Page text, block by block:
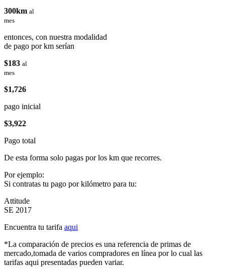
300km al
mes
entonces, con nuestra modalidad
de pago por km serían
$183 al
mes
$1,726
pago inicial
$3,922
Pago total
De esta forma solo pagas por los km que recorres.
Por ejemplo:
Si contratas tu pago por kilómetro para tu:
Attitude
SE 2017
Encuentra tu tarifa aqui
*La comparación de precios es una referencia de primas de
mercado,tomada de varios compradores en línea por lo cual las
tarifas aqui presentadas pueden variar.